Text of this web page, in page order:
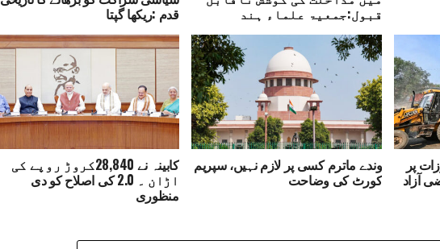
قبول:جمعیۃ علماء ہند قدم :ریکھا گپتا
پر وندے ماترم کسی پر لازم نہیں، سپریم
کورٹ کی وضاحت
کابینہ نے 28,840کروڑ روپے کی
اڑان ۔ 2.0 کی اصلاح کو دی
منظوری